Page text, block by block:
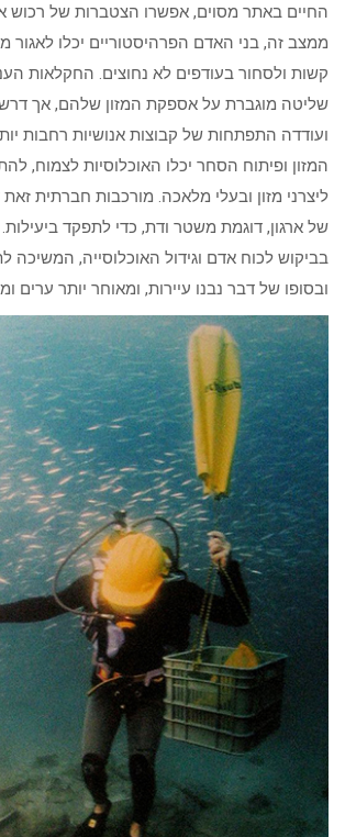
החיים באתר מסוים, אפשרו הצטברות של רכוש
ממצב זה, בני האדם הפרהיסטוריים יכלו לאגור
קשות ולסחור בעודפים לא נחוצים. החקלאות
שליטה מוגברת על אספקת המזון שלהם, אך
ועודדה התפתחות של קבוצות אנושיות רחבות
המזון ופיתוח הסחר יכלו האוכלוסיות לצמוח,
ליצרני מזון ובעלי מלאכה. מורכבות חברתית
של ארגון, דוגמת משטר ודת, כדי לתפקד
בביקוש לכוח אדם וגידול האוכלוסייה, המשיכה
ובסופו של דבר נבנו עיירות, ומאוחר יותר ערים